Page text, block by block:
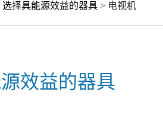
选择具能源效益的器具 > 电视机
效益的器具